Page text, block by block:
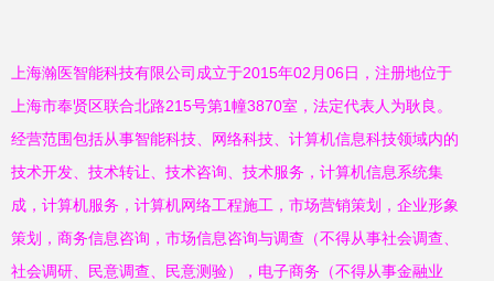
上海瀚医智能科技有限公司成立于2015年02月06日，注册地位于
上海市奉贤区联合北路215号第1幢3870室，法定代表人为耿良。
经营范围包括从事智能科技、网络科技、计算机信息科技领域内的
技术开发、技术转让、技术咨询、技术服务，计算机信息系统集
成，计算机服务，计算机网络工程施工，市场营销策划，企业形象
策划，商务信息咨询，市场信息咨询与调查（不得从事社会调查、
社会调研、民意调查、民意测验），电子商务（不得从事金融业